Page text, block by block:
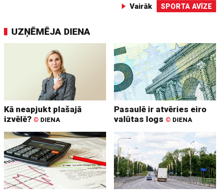
Vairāk SPORTA AVĪZE
UZŅĒMĒJA DIENA
Kā neapjukt plašajā
izvēlē? © DIENA
Pasaulē ir atvēries eiro
valūtas logs © DIENA